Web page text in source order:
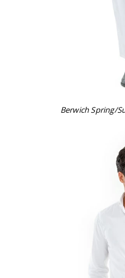
Berwich Spring/